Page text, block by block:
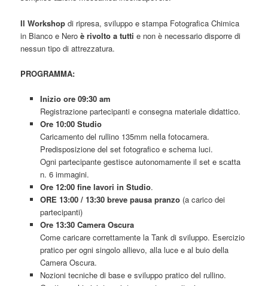
Il Workshop di ripresa, sviluppo e stampa Fotografica Chimica
in Bianco e Nero è rivolto a tutti e non è necessario disporre di
nessun tipo di attrezzatura.
PROGRAMMA:
Inizio ore 09:30 am
Registrazione partecipanti e consegna materiale didattico.
Ore 10:00 Studio
Caricamento del rullino 135mm nella fotocamera.
Predisposizione del set fotografico e schema luci.
Ogni partecipante gestisce autonomamente il set e scatta
n. 6 immagini.
Ore 12:00 fine lavori in Studio.
ORE 13:00 / 13:30 breve pausa pranzo(a carico dei
partecipanti)
Ore 13:30 Camera Oscura
Come caricare correttamente la Tank di sviluppo. Esercizio
pratico per ogni singolo allievo, alla luce e al buio della
Camera Oscura.
Nozioni tecniche di base e sviluppo pratico del rullino.